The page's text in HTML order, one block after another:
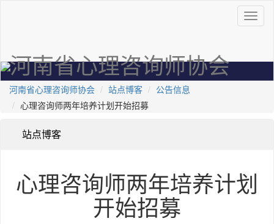
河南省心理咨询师协会
河南省心理咨询师协会 站点博客
公告信息
心理咨询师两年培养计划开始招募
站点博客
心理咨询师两年培养计划
开始招募